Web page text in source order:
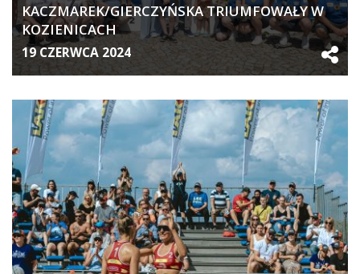
KACZMAREK/GIERCZYŃSKA TRIUMFOWAŁY W
KOZIENICACH
19 CZERWCA 2024